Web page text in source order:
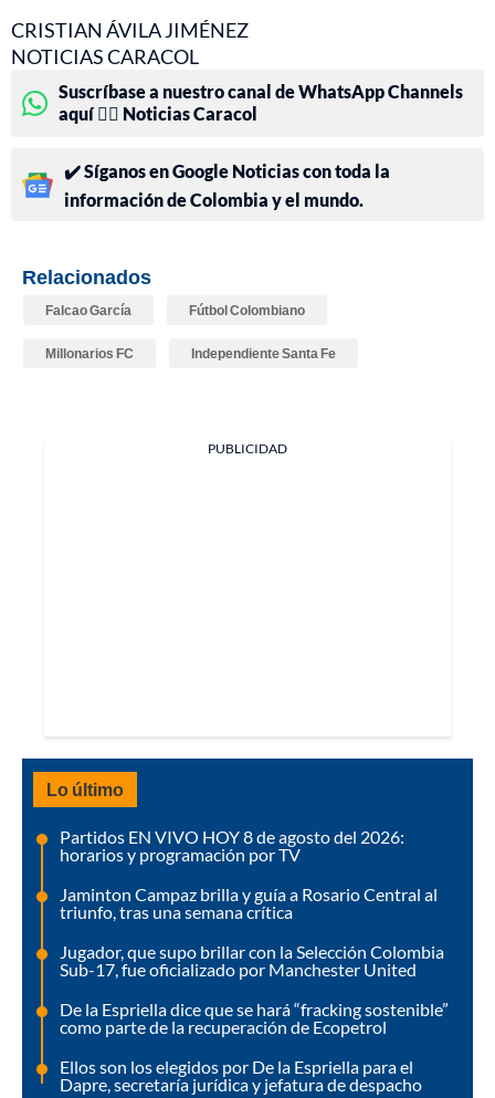
CRISTIAN ÁVILA JIMÉNEZ
NOTICIAS CARACOL
Suscríbase a nuestro canal de WhatsApp Channels
aquí 👉🏻 Noticias Caracol
✔️ Síganos en Google Noticias con toda la
información de Colombia y el mundo.
Relacionados
Falcao García Fútbol Colombiano
Millonarios FC Independiente Santa Fe
PUBLICIDAD
Lo último
Partidos EN VIVO HOY 8 de agosto del 2026:
horarios y programación por TV
Jaminton Campaz brilla y guía a Rosario Central al
triunfo, tras una semana crítica
Jugador, que supo brillar con la Selección Colombia
Sub-17, fue oficializado por Manchester United
De la Espriella dice que se hará “fracking sostenible”
como parte de la recuperación de Ecopetrol
Ellos son los elegidos por De la Espriella para el
Dapre, secretaría jurídica y jefatura de despacho